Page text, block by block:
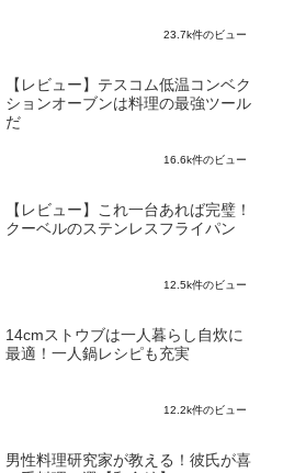
23.7k件のビュー
【レビュー】テスコム低温コンベク
ションオーブンは料理の最強ツール
だ
16.6k件のビュー
【レビュー】これ一台あれば完璧！
クーベルのステンレスフライパン
12.5k件のビュー
14cmストウブは一人暮らし自炊に
最適！一人鍋レシピも充実
12.2k件のビュー
男性料理研究家が教える！彼氏が喜